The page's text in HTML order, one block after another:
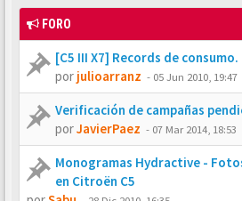
FORO
[C5 III X7] Records de consumo.
por julioarranz - 05 Jun 2010, 19:47
Verificación de campañas
porJavierPaez - 07 Mar 2014, 18:53
Monogramas Hydractive -
en Citroën C5